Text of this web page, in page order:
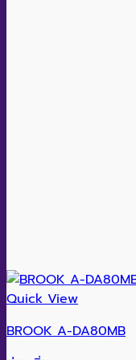
Quick View
BROOK A-DA80MB